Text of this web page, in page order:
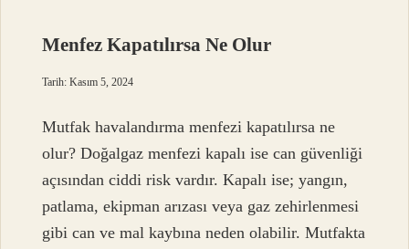
Menfez Kapatılırsa Ne Olur
Tarih: Kasım 5, 2024
Mutfak havalandırma menfezi kapatılırsa ne
olur? Doğalgaz menfezi kapalı ise can güvenliği
açısından ciddi risk vardır. Kapalı ise; yangın,
patlama, ekipman arızası veya gaz zehirlenmesi
gibi can ve mal kaybına neden olabilir. Mutfakta